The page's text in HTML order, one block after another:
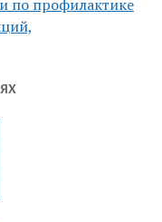
по профилактике